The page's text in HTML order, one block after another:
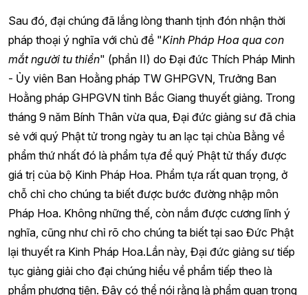
Sau đó, đại chúng đã lắng lòng thanh tịnh đón nhận thời
pháp thoại ý nghĩa với chủ đề "Kinh Pháp Hoa qua con
mắt người tu thiền" (phần II) do Đại đức Thích Pháp Minh
- Ủy viên Ban Hoằng pháp TW GHPGVN, Trưởng Ban
Hoằng pháp GHPGVN tỉnh Bắc Giang thuyết giảng. Trong
tháng 9 năm Bính Thân vừa qua, Đại đức giảng sư đã chia
sẻ với quý Phật tử trong ngày tu an lạc tại chùa Bằng về
phẩm thứ nhất đó là phẩm tựa để quý Phật tử thấy được
giá trị của bộ Kinh Pháp Hoa. Phẩm tựa rất quan trọng, ở
chỗ chỉ cho chúng ta biết được bước đường nhập môn
Pháp Hoa. Không những thế, còn nắm được cương lĩnh ý
nghĩa, cũng như chỉ rõ cho chúng ta biết tại sao Đức Phật
lại thuyết ra Kinh Pháp Hoa.Lần này, Đại đức giảng sư tiếp
tục giảng giải cho đại chúng hiểu về phẩm tiếp theo là
phẩm phương tiện. Đây có thể nói rằng là phẩm quan trọng